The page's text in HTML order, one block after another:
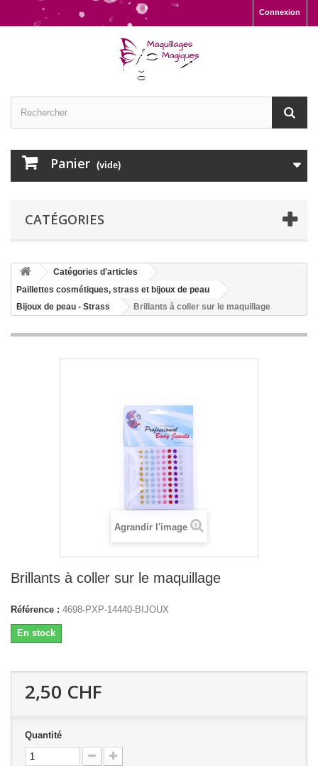
Connexion
Panier (vide)
CATÉGORIES
Catégories d'articles
Paillettes cosmétiques, strass et bijoux de peau
Bijoux de peau - Strass
Brillants à coller sur le maquillage
Agrandir l'image
Brillants à coller sur le maquillage
Référence : 4698-PXP-14440-BIJOUX
En stock
2,50 CHF
Quantité